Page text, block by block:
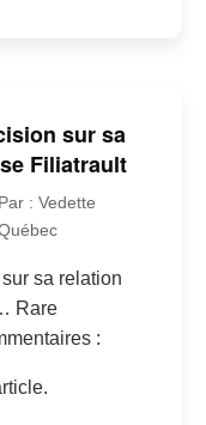
sur sa
Filiatrault
Par : Vedette
sa relation
Rare
: